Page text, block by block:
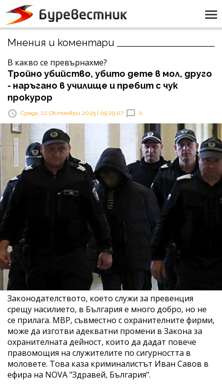
Мнения и коментари
В какво се превърнахме?
Тройно убийство, убито дете в мол, друго
- наръгано в училище и пребит с чук
прокурор
Сряда, 22 Октомври 2025 | 09:29:07 0
Законодателството, което служи за превенция
срещу насилието, в България е много добро, но не
се прилага. МВР, съвместно с охранителните фирми,
може да изготви адекватни промени в Закона за
охранителната дейност, които да дадат повече
правомощия на служителите по сигурността в
моловете. Това каза криминалистът Иван Савов в
ефира на NOVA "Здравей, България".